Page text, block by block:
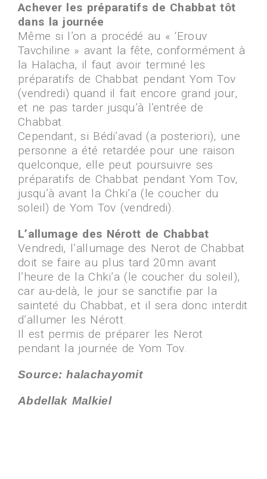
Achever les préparatifs de Chabbat tôt
dans la journée
Même si l’on a procédé au « ‘Erouv
Tavchiline » avant la fête, conformément à
la Halacha, il faut avoir terminé les
préparatifs de Chabbat pendant Yom Tov
(vendredi) quand il fait encore grand jour,
et ne pas tarder jusqu’à l’entrée de
Chabbat.
Cependant, si Bédi’avad (a posteriori), une
personne a été retardée pour une raison
quelconque, elle peut poursuivre ses
préparatifs de Chabbat pendant Yom Tov,
jusqu’à avant la Chki’a (le coucher du
soleil) de Yom Tov (vendredi).
L’allumage des Nérott de Chabbat
Vendredi, l’allumage des Nerot de Chabbat
doit se faire au plus tard 20mn avant
l’heure de la Chki’a (le coucher du soleil),
car au-delà, le jour se sanctifie par la
sainteté du Chabbat, et il sera donc interdit
d’allumer les Nérott.
Il est permis de préparer les Nerot
pendant la journée de Yom Tov.
Source: halachayomit
Abdellak Malkiel